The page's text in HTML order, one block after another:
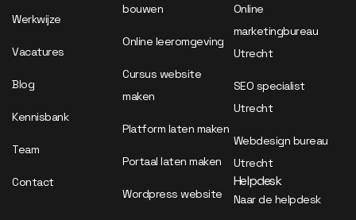
Werkwijze
Vacatures
Blog
Kennisbank
Team
Contact
bouwen
Online leeromgeving
Cursus website
maken
Platform laten maken
Portaal laten maken
Wordpress website
Online
marketingbureau
Utrecht
SEO specialist
Utrecht
Webdesign bureau
Utrecht
Helpdesk
Naar de helpdesk